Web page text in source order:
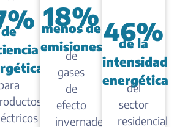
de
18%
menos de
emisiones
de
gases
de
efecto
invernadero
46%
de la
intensidad
energética
del
sector
residencial